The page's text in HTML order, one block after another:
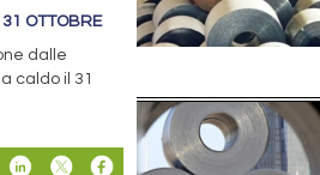
31 OTTOBRE
dalle
caldo il 31